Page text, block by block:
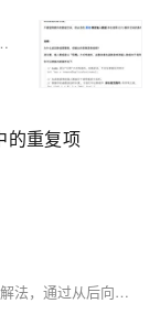
重复元素，并总结了双指针技术在处理有序数组问题中的应用。
的重复项
文章分享了LeetCode第88题"合并两个有序数组"的解法，通过从后向前的合并策略避免了数组元素的前移，使用三个指针高效地完成了合并过程。